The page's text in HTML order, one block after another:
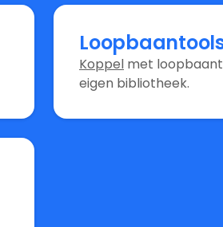
Koppel met
eigen bibliotheek.